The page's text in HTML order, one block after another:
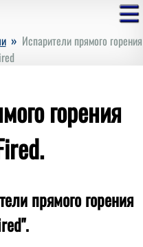
» Испарители прямого горения
горения
прямого горения